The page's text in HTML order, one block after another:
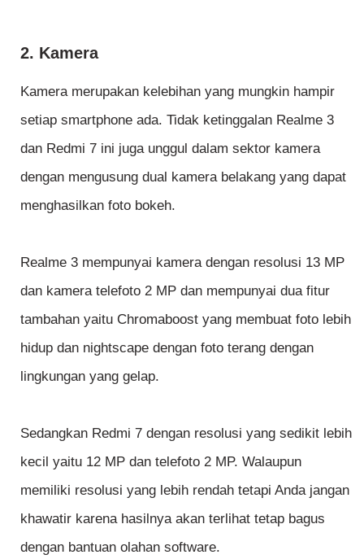
2. Kamera
Kamera merupakan kelebihan yang mungkin hampir
setiap smartphone ada. Tidak ketinggalan Realme 3
dan Redmi 7 ini juga unggul dalam sektor kamera
dengan mengusung dual kamera belakang yang dapat
menghasilkan foto bokeh.
Realme 3 mempunyai kamera dengan resolusi 13 MP
dan kamera telefoto 2 MP dan mempunyai dua fitur
tambahan yaitu Chromaboost yang membuat foto lebih
hidup dan nightscape dengan foto terang dengan
lingkungan yang gelap.
Sedangkan Redmi 7 dengan resolusi yang sedikit lebih
kecil yaitu 12 MP dan telefoto 2 MP. Walaupun
memiliki resolusi yang lebih rendah tetapi Anda jangan
khawatir karena hasilnya akan terlihat tetap bagus
dengan bantuan olahan software.